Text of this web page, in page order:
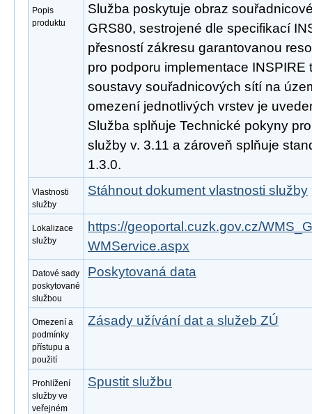
Popis
produktu
Služba poskytuje obraz
GRS80, sestrojené dle specifikací
přesností zákresu garantovanou
pro podporu implementace INSPIRE
soustavy souřadnicových sítí na
omezení jednotlivých vrstev je
Služba splňuje Technické pokyny
služby v. 3.11 a zároveň splňuje
1.3.0.
Vlastnosti
služby
Stáhnout dokument vlastnosti služby
Lokalizace
služby
https://geoportal.cuzk.gov.cz/
WMService.aspx
Datové sady
poskytované
službou
Poskytovaná data
Omezení a
podmínky
přístupu a
použití
Zásady užívání dat a služeb ZÚ
Prohlížení
služby ve
veřejném
Spustit službu